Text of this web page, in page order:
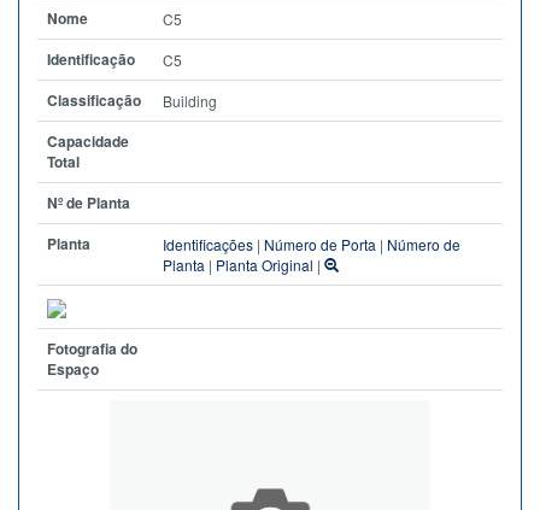
Nome
C5
Identificação C5
Classificação Building
Capacidade
Total
Nº de Planta
Planta
Identificações | Número de Porta | Número de
Planta | Planta Original |
Fotografia do
Espaço